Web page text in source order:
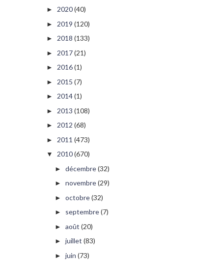
► 2020(40)
► 2019 (120)
► 2018 (133)
► 2017(21)
► 2016(1)
► 2015 (7)
► 2014(1)
► 2013 (108)
► 2012 (68)
► 2011 (473)
▼ 2010(670)
► décembre(32)
► novembre(29)
► octobre(32)
► septembre(7)
► août (20)
► juillet (83)
► juin (73)